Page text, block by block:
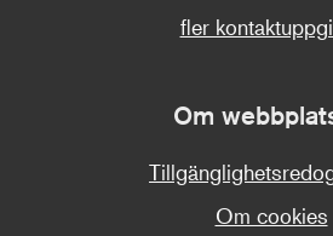
fler
Om
Om cookies